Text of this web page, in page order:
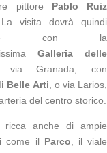
pittore Pablo Ruiz
La visita dovrà quindi
con la
Galleria delle
via Granada, con
Belle Arti , o via Larios,
del centro storico.
ricca anche di ampie
come il Parco, il viale